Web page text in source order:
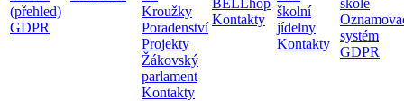
(přehled)
GDPR
Kroužky
Poradenství
Projekty
Žákovský
parlament
Kontakty
BELLhop
Kontakty
školní
jídelny
Kontakty
škole
systém
GDPR